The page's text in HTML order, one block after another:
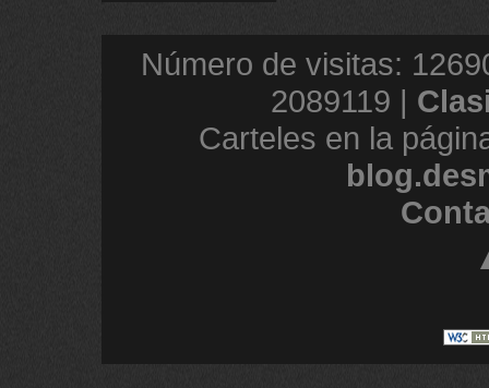
Número de visitas:
2089119 |
Carteles en la